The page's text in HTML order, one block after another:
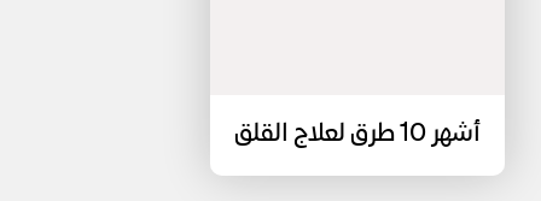
أشهر 10 طرق لعلاج القلق